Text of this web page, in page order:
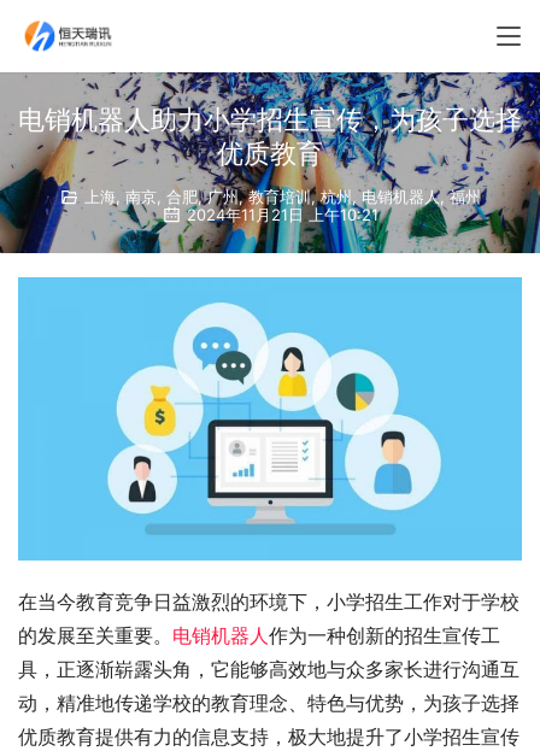
电销机器人助力小学招生宣传，为孩子选择
优质教育
上海, 南京, 合肥,广州,教育培训,杭州 ,电销机器人,福州
2024年11月21日 上午10:21
在当今教育竞争日益激烈的环境下，小学招生工作对于学校
的发展至关重要。 电销机器人作为一种创新的招生宣传工
具，正逐渐崭露头角，它能够高效地与众多家长进行沟通互
动，精准地传递学校的教育理念、特色与优势，为孩子选择
优质教育提供有力的信息支持，极大地提升了小学招生宣传